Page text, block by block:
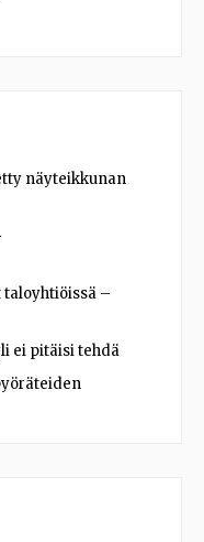
näyteikkunan
–
ei pitäisi tehdä